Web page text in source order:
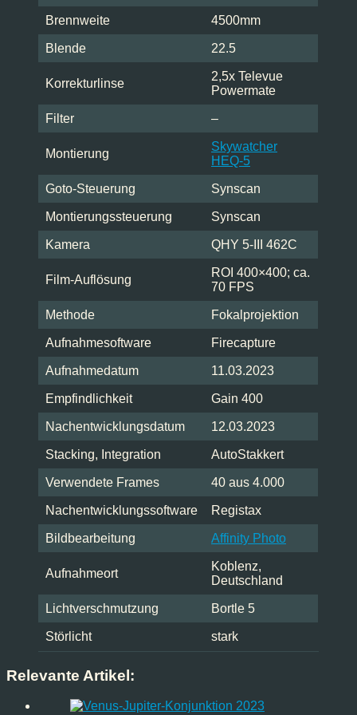
Brennweite 4500mm
Blende 22.5
Korrekturlinse
2,5x Televue
Powermate
Filter –
Montierung
Skywatcher
HEQ-5
Goto-Steuerung Synscan
Montierungssteuerung Synscan
Kamera QHY 5-III 462C
Film-Auflösung
ROI 400×400; ca.
70 FPS
Methode Fokalprojektion
Aufnahmesoftware Firecapture
Aufnahmedatum 11.03.2023
Empfindlichkeit Gain 400
Nachentwicklungsdatum 12.03.2023
Stacking, Integration AutoStakkert
Verwendete Frames 40 aus 4.000
Nachentwicklungssoftware Registax
Bildbearbeitung Affinity Photo
Aufnahmeort
Koblenz,
Deutschland
Lichtverschmutzung Bortle 5
Störlicht stark
Relevante Artikel: